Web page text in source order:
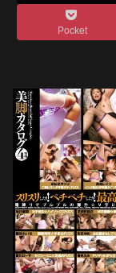
Pocket